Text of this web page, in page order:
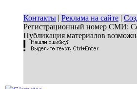
Контакты | Реклама на сайте |
Регистрационный номер СМИ:
Публикация материалов